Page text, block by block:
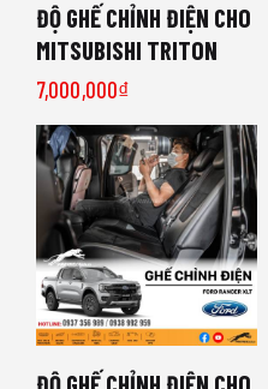
ĐỘ GHẾ CHỈNH ĐIỆN CHO
MITSUBISHI TRITON
7,000,000₫